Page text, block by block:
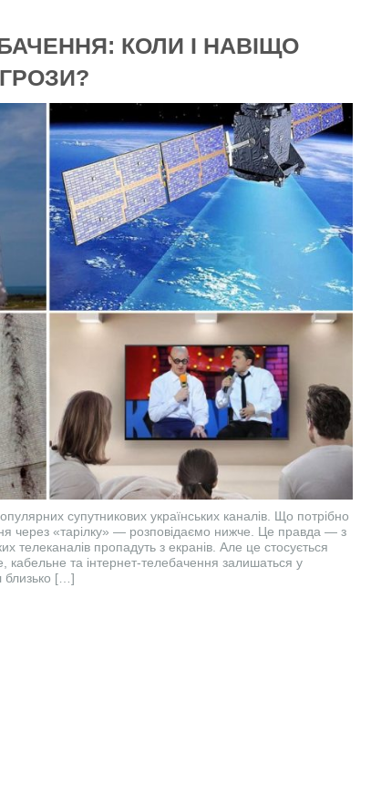
КОЛИ І НАВІЩО
супутникових українських каналів. Що потрібно
через «тарілку» — розповідаємо нижче. Це правда — з
телеканалів пропадуть з екранів. Але це стосується
кабельне та інтернет-телебачення залишаться у
близько […]